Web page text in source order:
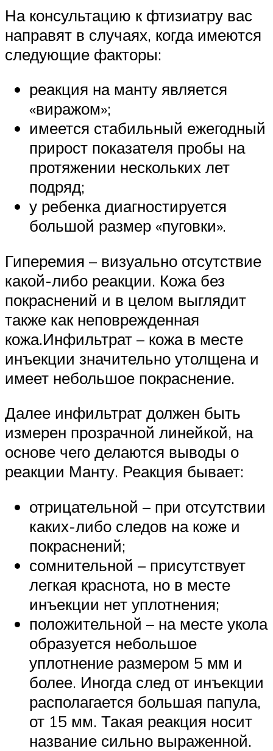
На консультацию к фтизиатру вас
направят в случаях, когда имеются
следующие факторы:
реакция на манту является
«виражом»;
имеется стабильный ежегодный
прирост показателя пробы на
протяжении нескольких лет
подряд;
у ребенка диагностируется
большой размер «пуговки».
Гиперемия – визуально отсутствие
какой-либо реакции. Кожа без
покраснений и в целом выглядит
также как неповрежденная
кожа.Инфильтрат – кожа в месте
инъекции значительно утолщена и
имеет небольшое покраснение.
Далее инфильтрат должен быть
измерен прозрачной линейкой, на
основе чего делаются выводы о
реакции Манту. Реакция бывает:
отрицательной – при отсутствии
каких-либо следов на коже и
покраснений;
сомнительной – присутствует
легкая краснота, но в месте
инъекции нет уплотнения;
положительной – на месте укола
образуется небольшое
уплотнение размером 5 мм и
более. Иногда след от инъекции
располагается большая папула,
от 15 мм. Такая реакция носит
название сильно выраженной.